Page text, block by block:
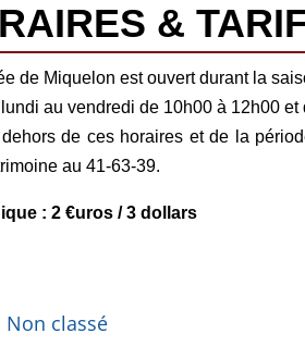
&
de Miquelon est ouvert durant la
au vendredi de 10h00 à 12h00 et
de ces horaires et de la
au 41-63-39.
: 2 €uros / 3 dollars
Non classé